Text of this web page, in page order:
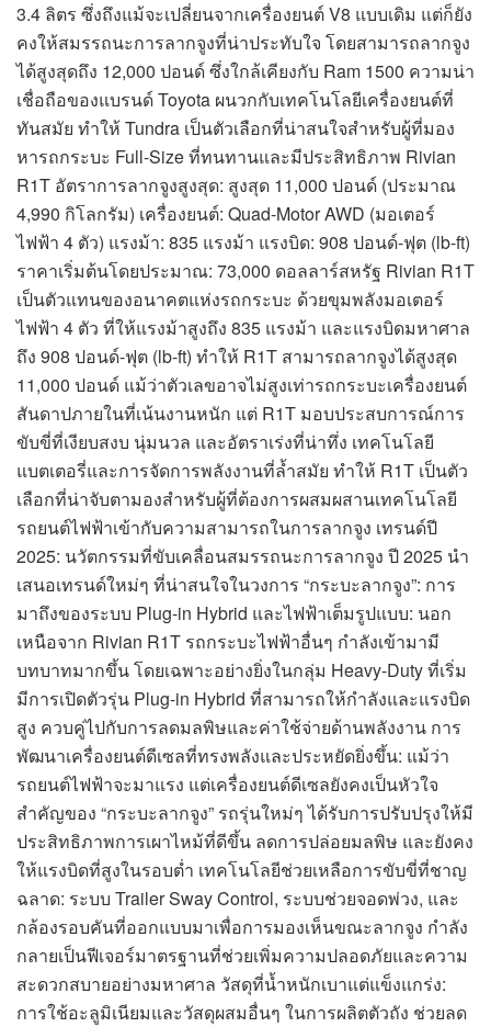
3.4 ลิตร ซึ่งถึงแม้จะเปลี่ยนจากเครื่องยนต์ V8 แบบเดิม แต่ก็ยัง
คงให้สมรรถนะการลากจูงที่น่าประทับใจ โดยสามารถลากจูง
ได้สูงสุดถึง 12,000 ปอนด์ ซึ่งใกล้เคียงกับ Ram 1500 ความน่า
เชื่อถือของแบรนด์ Toyota ผนวกกับเทคโนโลยีเครื่องยนต์ที่
ทันสมัย ทำให้ Tundra เป็นตัวเลือกที่น่าสนใจสำหรับผู้ที่มอง
หารถกระบะ Full-Size ที่ทนทานและมีประสิทธิภาพ Rivian
R1T อัตราการลากจูงสูงสุด: สูงสุด 11,000 ปอนด์ (ประมาณ
4,990 กิโลกรัม) เครื่องยนต์: Quad-Motor AWD (มอเตอร์
ไฟฟ้า 4 ตัว) แรงม้า: 835 แรงม้า แรงบิด: 908 ปอนด์-ฟุต (lb-ft)
ราคาเริ่มต้นโดยประมาณ: 73,000 ดอลลาร์สหรัฐ Rivian R1T
เป็นตัวแทนของอนาคตแห่งรถกระบะ ด้วยขุมพลังมอเตอร์
ไฟฟ้า 4 ตัว ที่ให้แรงม้าสูงถึง 835 แรงม้า และแรงบิดมหาศาล
ถึง 908 ปอนด์-ฟุต (lb-ft) ทำให้ R1T สามารถลากจูงได้สูงสุด
11,000 ปอนด์ แม้ว่าตัวเลขอาจไม่สูงเท่ารถกระบะเครื่องยนต์
สันดาปภายในที่เน้นงานหนัก แต่ R1T มอบประสบการณ์การ
ขับขี่ที่เงียบสงบ นุ่มนวล และอัตราเร่งที่น่าทึ่ง เทคโนโลยี
แบตเตอรี่และการจัดการพลังงานที่ล้ำสมัย ทำให้ R1T เป็นตัว
เลือกที่น่าจับตามองสำหรับผู้ที่ต้องการผสมผสานเทคโนโลยี
รถยนต์ไฟฟ้าเข้ากับความสามารถในการลากจูง เทรนด์ปี
2025: นวัตกรรมที่ขับเคลื่อนสมรรถนะการลากจูง ปี 2025 นำ
เสนอเทรนด์ใหม่ๆ ที่น่าสนใจในวงการ “กระบะลากจูง”: การ
มาถึงของระบบ Plug-in Hybrid และไฟฟ้าเต็มรูปแบบ: นอก
เหนือจาก Rivian R1T รถกระบะไฟฟ้าอื่นๆ กำลังเข้ามามี
บทบาทมากขึ้น โดยเฉพาะอย่างยิ่งในกลุ่ม Heavy-Duty ที่เริ่ม
มีการเปิดตัวรุ่น Plug-in Hybrid ที่สามารถให้กำลังและแรงบิด
สูง ควบคู่ไปกับการลดมลพิษและค่าใช้จ่ายด้านพลังงาน การ
พัฒนาเครื่องยนต์ดีเซลที่ทรงพลังและประหยัดยิ่งขึ้น: แม้ว่า
รถยนต์ไฟฟ้าจะมาแรง แต่เครื่องยนต์ดีเซลยังคงเป็นหัวใจ
สำคัญของ “กระบะลากจูง” รถรุ่นใหม่ๆ ได้รับการปรับปรุงให้มี
ประสิทธิภาพการเผาไหม้ที่ดีขึ้น ลดการปล่อยมลพิษ และยังคง
ให้แรงบิดที่สูงในรอบต่ำ เทคโนโลยีช่วยเหลือการขับขี่ที่ชาญ
ฉลาด: ระบบ Trailer Sway Control, ระบบช่วยจอดพ่วง, และ
กล้องรอบคันที่ออกแบบมาเพื่อการมองเห็นขณะลากจูง กำลัง
กลายเป็นฟีเจอร์มาตรฐานที่ช่วยเพิ่มความปลอดภัยและความ
สะดวกสบายอย่างมหาศาล วัสดุที่น้ำหนักเบาแต่แข็งแกร่ง:
การใช้อะลูมิเนียมและวัสดุผสมอื่นๆ ในการผลิตตัวถัง ช่วยลด